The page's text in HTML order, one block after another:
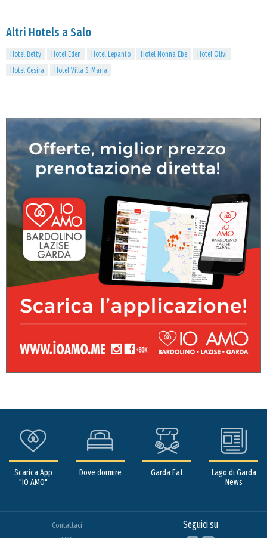
Altri Hotels a Salo
Hotel Betty Hotel Eden Hotel Lepanto Hotel Nonna Ebe
Hotel Olivi
Hotel Cesira
Hotel Villa S. Maria
Scarica App
"IO AMO"
Dove dormire Garda Eat
Lago di Garda
News
Contattaci
Seguici su